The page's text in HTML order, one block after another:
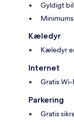
Gyldigt
Kæledyr
Kæledyr
Internet
Gratis
Parkering
Gratis